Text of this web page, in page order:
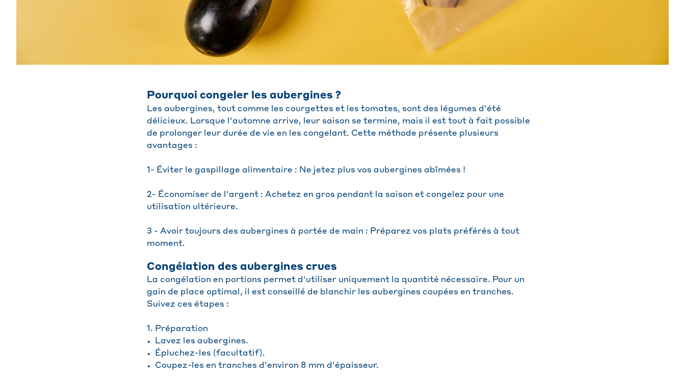
Pourquoi congeler les aubergines ?
Les aubergines, tout comme les courgettes et les tomates, sont des légumes d'été
délicieux. Lorsque l'automne arrive, leur saison se termine, mais il est tout à fait possible
de prolonger leur durée de vie en les congelant. Cette méthode présente plusieurs
avantages :
1- Éviter le gaspillage alimentaire : Ne jetez plus vos aubergines abîmées !
2- Économiser de l'argent : Achetez en gros pendant la saison et congelez pour une
utilisation ultérieure.
3 - Avoir toujours des aubergines à portée de main : Préparez vos plats préférés à tout
moment.
Congélation des aubergines crues
La congélation en portions permet d'utiliser uniquement la quantité nécessaire. Pour un
gain de place optimal, il est conseillé de blanchir les aubergines coupées en tranches.
Suivez ces étapes :
1. Préparation
Lavez les aubergines.
Épluchez-les (facultatif).
Coupez-les en tranches d'environ 8 mm d'épaisseur.